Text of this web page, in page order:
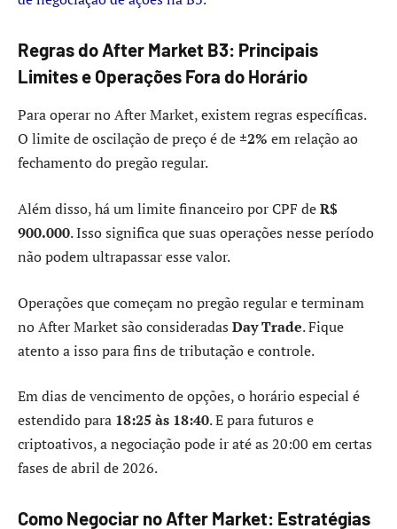
Regras do After Market B3: Principais
Limites e Operações Fora do Horário
Para operar no After Market, existem regras específicas.
O limite de oscilação de preço é de ±2% em relação ao
fechamento do pregão regular.
Além disso, há um limite financeiro por CPF deR$
900.000. Isso significa que suas operações nesse período
não podem ultrapassar esse valor.
Operações que começam no pregão regular e terminam
no After Market são consideradas Day Trade. Fique
atento a isso para fins de tributação e controle.
Em dias de vencimento de opções, o horário especial é
estendido para 18:25 às 18:40. E para futuros e
criptoativos, a negociação pode ir até as 20:00 em certas
fases de abril de 2026.
Como Negociar no After Market: Estratégias